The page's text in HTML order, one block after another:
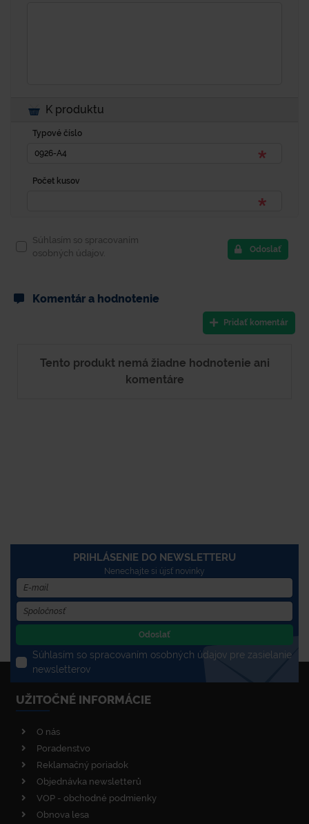
K produktu
Typové číslo
Počet kusov
Súhlasím so spracovaním
osobných údajov.
Odoslať
Komentár a hodnotenie
Pridať komentár
Tento produkt nemá žiadne hodnotenie ani
komentáre
PRIHLÁSENIE DO NEWSLETTERU
Nenechajte si újsť novinky
Odoslať
Súhlasím so spracovaním osobných údajov pre zasielanie
newsletterov
UŽITOČNÉ INFORMÁCIE
O nás
Poradenstvo
Reklamačný poriadok
Objednávka newsletterů
VOP - obchodné podmienky
Obnova lesa